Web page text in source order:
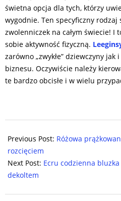
świetna opcja dla tych, którzy
wygodnie. Ten specyficzny rodzaj
zwolenniczek na całym świecie! I
sobie aktywność fizyczną.
zarówno „zwykłe” dziewczyny jak
biznesu. Oczywiście należy
te bardzo obcisłe i w wielu
07-
09
Previous Post: Różowa
rozcięciem
Next Post: Ecru codzienna bluzka
dekoltem